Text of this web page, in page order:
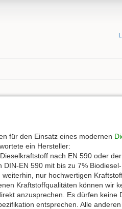
für den Einsatz eines modernen
ein Hersteller:
nach EN 590 oder
EN 590 mit bis zu 7%
nur hochwertigen
Kraftstoffqualitäten können wir
anzusprechen. Es dürfen keine
entsprechen. Alle